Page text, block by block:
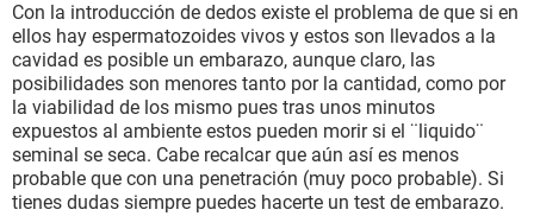
Con la introducción de dedos existe el problema de que si en
ellos hay espermatozoides vivos y estos son llevados a la
cavidad es posible un embarazo, aunque claro, las
posibilidades son menores tanto por la cantidad, como por
la viabilidad de los mismo pues tras unos minutos
expuestos al ambiente estos pueden morir si el ¨liquido¨
seminal se seca. Cabe recalcar que aún así es menos
probable que con una penetración (muy poco probable). Si
tienes dudas siempre puedes hacerte un test de embarazo.